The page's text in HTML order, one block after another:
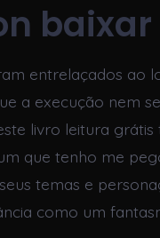
entrelaçados ao
a execução nem
livro leitura grátis
que tenho me
temas e
como um